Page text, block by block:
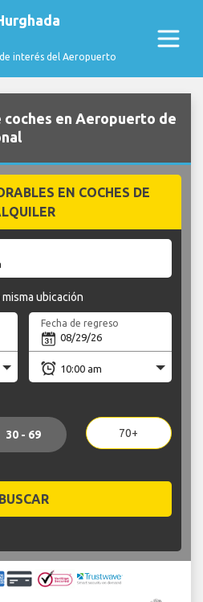
interés del Aeropuerto
en Aeropuerto de
EN COCHES DE
ubicación
Fecha de regreso
30 - 69 70+
BUSCAR